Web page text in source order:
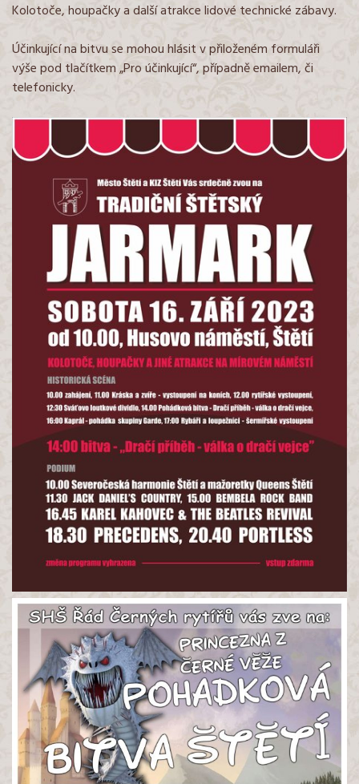
Kolotoče, houpačky a další atrakce lidové technické zábavy.
Účinkující na bitvu se mohou hlásit v přiloženém formuláři
výše pod tlačítkem „Pro účinkující“, případně emailem, či
telefonicky.